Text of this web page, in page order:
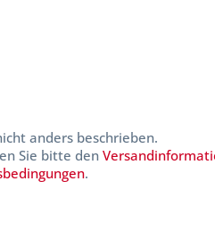
anders beschrieben.
Sie bitte den
.